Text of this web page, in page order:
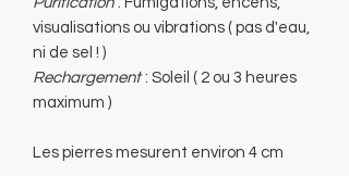
visualisations ou vibrations ( pas d'eau,
ni de sel ! )
Rechargement: Soleil ( 2 ou 3 heures
maximum )
Les pierres mesurent environ 4 cm